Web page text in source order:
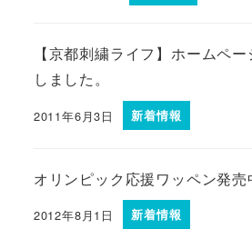
【京都刺繍ライフ】ホームペ
しました。
2011年6月3日 新着情報
オリンピック応援ワッペン発売
2012年8月1日 新着情報